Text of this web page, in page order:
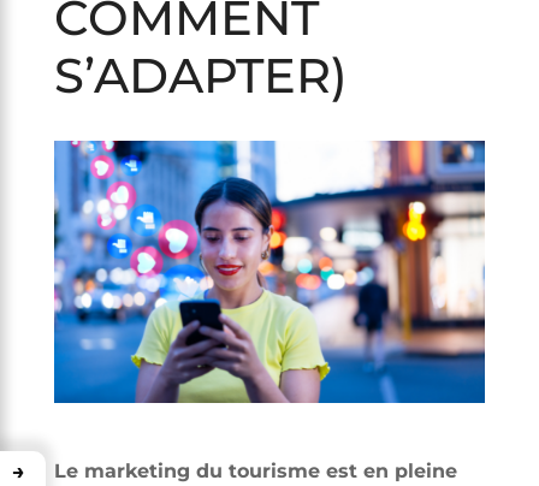
COMMENT
S’ADAPTER)
Le marketing du tourisme est en pleine
→